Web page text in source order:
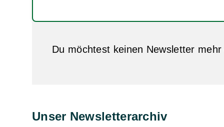
Du möchtest keinen Newsletter
Unser Newsletterarchiv